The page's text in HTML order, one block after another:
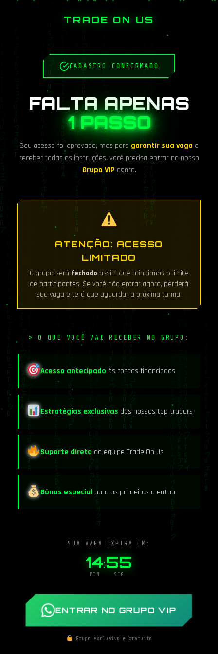
TRADE ON US
CADASTRO CONFIRMADO
FALTA APENAS
1 PASSO
Seu acesso foi aprovado, mas para garantir sua vaga e
receber todas as instruções, você precisa entrar no nosso
Grupo VIP agora.
ATENÇÃO: ACESSO
LIMITADO
O grupo será fechado assim que atingirmos o limite
de participantes. Se você não entrar agora, perderá
sua vaga e terá que aguardar a próxima turma.
> O QUE VOCÊ VAI RECEBER NO GRUPO:
Acesso antecipado às contas financiadas
Estratégias exclusivas dos nossos top traders
Suporte direto da equipe Trade On Us
Bônus especial para os primeiros a entrar
SUA VAGA EXPIRA EM:
14
MIN
:55
SEG
ENTRAR NO GRUPO VIP
Grupo exclusivo e gratuito